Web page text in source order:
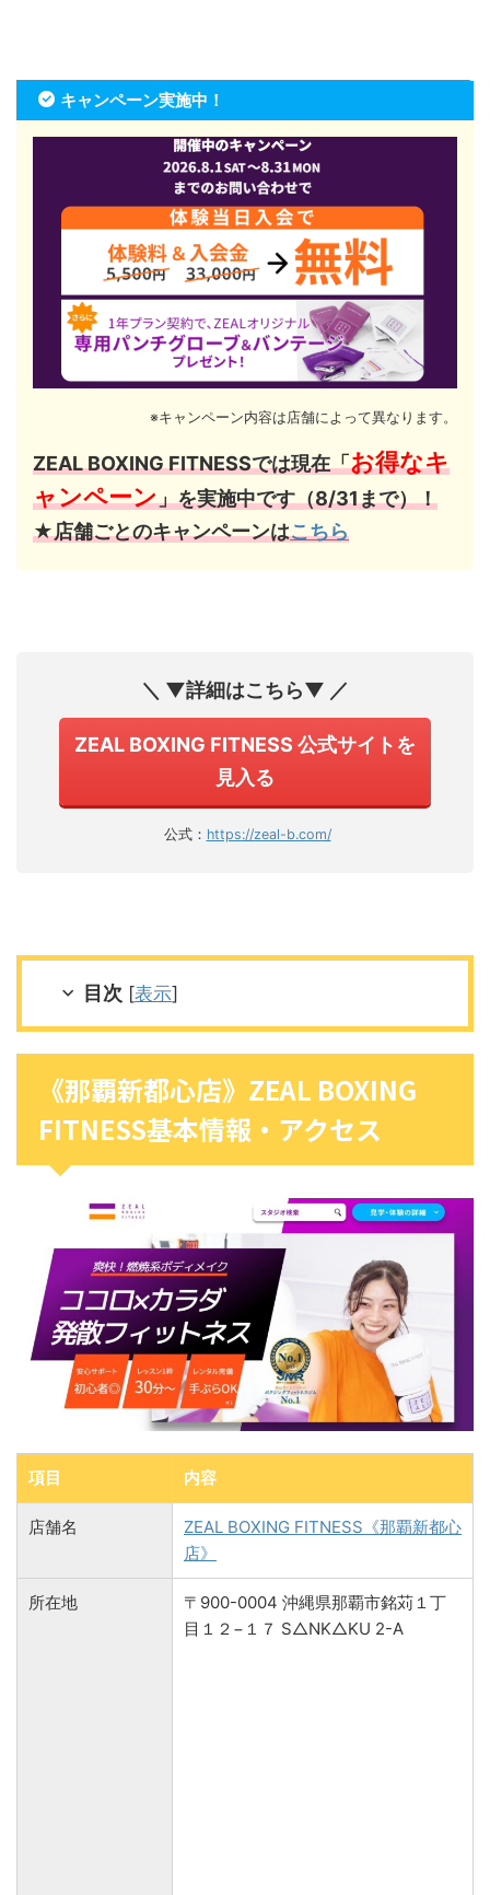
キャンペーン実施中！
※キャンペーン内容は店舗によって異なります。
ZEAL BOXING FITNESSでは現在「お得なキ
ャンペーン」を実施中です（8/31まで）！
★店舗ごとのキャンペーンはこちら
＼ ▼詳細はこちら▼ ／
ZEAL BOXING FITNESS 公式サイトを
見入る
公式： https://zeal-b.com/
目次 [表示]
《那覇新都心店》ZEAL BOXING
FITNESS基本情報・アクセス
項目 内容
店舗名
ZEAL BOXING FITNESS《那覇新都心
店》
所在地
〒900-0004 沖縄県那覇市銘苅１丁
目１２−１７ S△NK△KU 2-A